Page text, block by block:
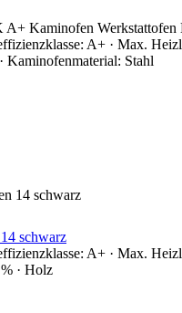
Kaminofen
A+ · Max.
Kaminofenmaterial: Stahl
schwarz
A+ · Max.
· Holz